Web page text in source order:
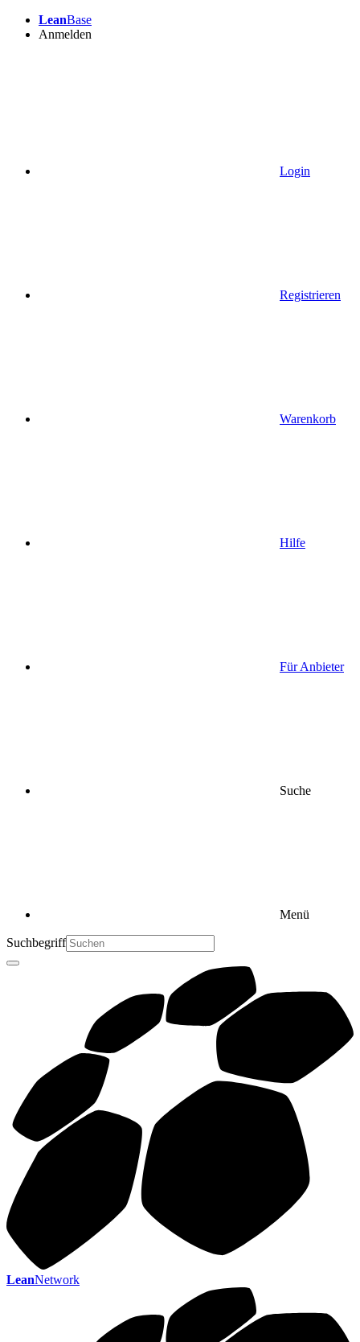
LeanBase
Anmelden
Login
Registrieren
Warenkorb
Hilfe
Für Anbieter
Suche
Menü
Suchbegriff
LeanNetwork